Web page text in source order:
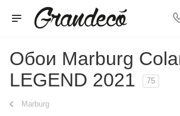
Обои Marburg
LEGEND 2021
75
Marburg